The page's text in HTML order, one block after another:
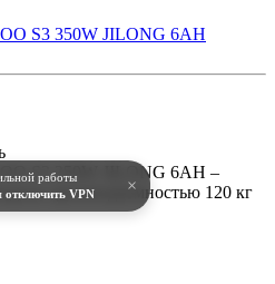
работы
отключить VPN ×
S3 350W JILONG 6AH
S3 350W JILONG 6AH –
грузоподъемностью 120 кг